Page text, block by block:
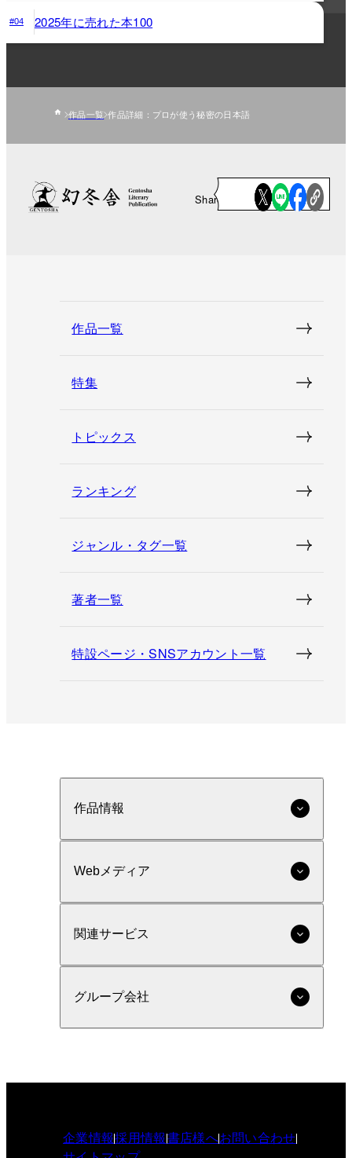
#04 2025年に売れた本100
作品一覧 作品詳細：プロが使う秘密の日本語
Share
作品一覧
特集
トピックス
ランキング
ジャンル・タグ一覧
著者一覧
特設ページ・SNSアカウント一覧
作品情報
Webメディア
関連サービス
グループ会社
企業情報採用情報書店様へお問い合わせ